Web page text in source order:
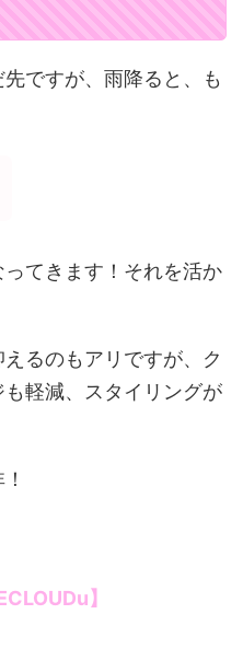
ですが、雨降ると、も
てきます！それを活か
るのもアリですが、ク
軽減、スタイリングが
】